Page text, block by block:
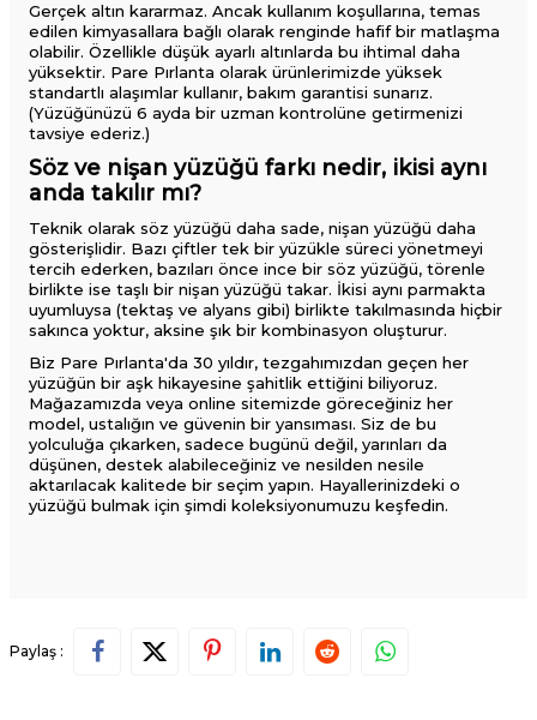
Gerçek altın kararmaz. Ancak kullanım koşullarına, temas
edilen kimyasallara bağlı olarak renginde hafif bir matlaşma
olabilir. Özellikle düşük ayarlı altınlarda bu ihtimal daha
yüksektir. Pare Pırlanta olarak ürünlerimizde yüksek
standartlı alaşımlar kullanır, bakım garantisi sunarız.
(Yüzüğünüzü 6 ayda bir uzman kontrolüne getirmenizi
tavsiye ederiz.)
Söz ve nişan yüzüğü farkı nedir, ikisi aynı
anda takılır mı?
Teknik olarak söz yüzüğü daha sade, nişan yüzüğü daha
gösterişlidir. Bazı çiftler tek bir yüzükle süreci yönetmeyi
tercih ederken, bazıları önce ince bir söz yüzüğü, törenle
birlikte ise taşlı bir nişan yüzüğü takar. İkisi aynı parmakta
uyumluysa (tektaş ve alyans gibi) birlikte takılmasında hiçbir
sakınca yoktur, aksine şık bir kombinasyon oluşturur.
Biz Pare Pırlanta'da 30 yıldır, tezgahımızdan geçen her
yüzüğün bir aşk hikayesine şahitlik ettiğini biliyoruz.
Mağazamızda veya online sitemizde göreceğiniz her
model, ustalığın ve güvenin bir yansıması. Siz de bu
yolculuğa çıkarken, sadece bugünü değil, yarınları da
düşünen, destek alabileceğiniz ve nesilden nesile
aktarılacak kalitede bir seçim yapın. Hayallerinizdeki o
yüzüğü bulmak için şimdi koleksiyonumuzu keşfedin.
Paylaş :